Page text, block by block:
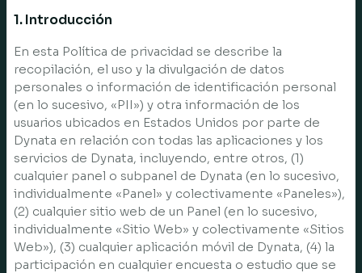
1. Introducción
En esta Política de privacidad se describe la
recopilación, el uso y la divulgación de datos
personales o información de identificación personal
(en lo sucesivo, «PII») y otra información de los
usuarios ubicados en Estados Unidos por parte de
Dynata en relación con todas las aplicaciones y los
servicios de Dynata, incluyendo, entre otros, (1)
cualquier panel o subpanel de Dynata (en lo sucesivo,
individualmente «Panel» y colectivamente «Paneles»),
(2) cualquier sitio web de un Panel (en lo sucesivo,
individualmente «Sitio Web» y colectivamente «Sitios
Web»), (3) cualquier aplicación móvil de Dynata, (4) la
participación en cualquier encuesta o estudio que se